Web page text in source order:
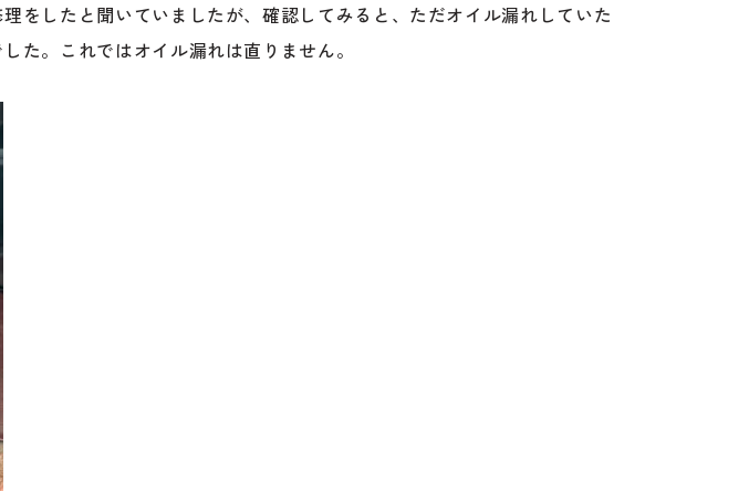
をしたと聞いていましたが、確認してみると、ただオイル漏れしていた
た。これではオイル漏れは直りません。